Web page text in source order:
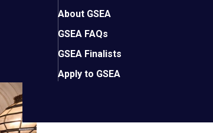
About GSEA
GSEA FAQs
GSEA Finalists
Apply to GSEA
和生